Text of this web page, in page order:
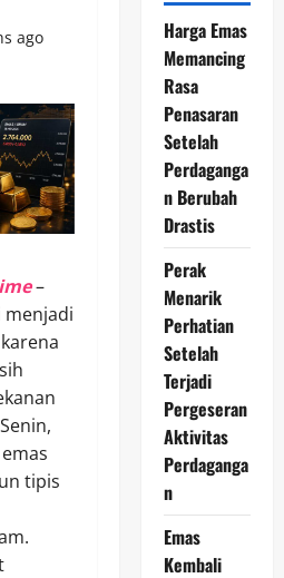
ago
–
menjadi
tipis
Harga Emas
Memancing
Rasa
Penasaran
Setelah
Perdaganga
n Berubah
Drastis
Perak
Menarik
Perhatian
Setelah
Terjadi
Pergeseran
Aktivitas
Perdaganga
n
Emas
Kembali